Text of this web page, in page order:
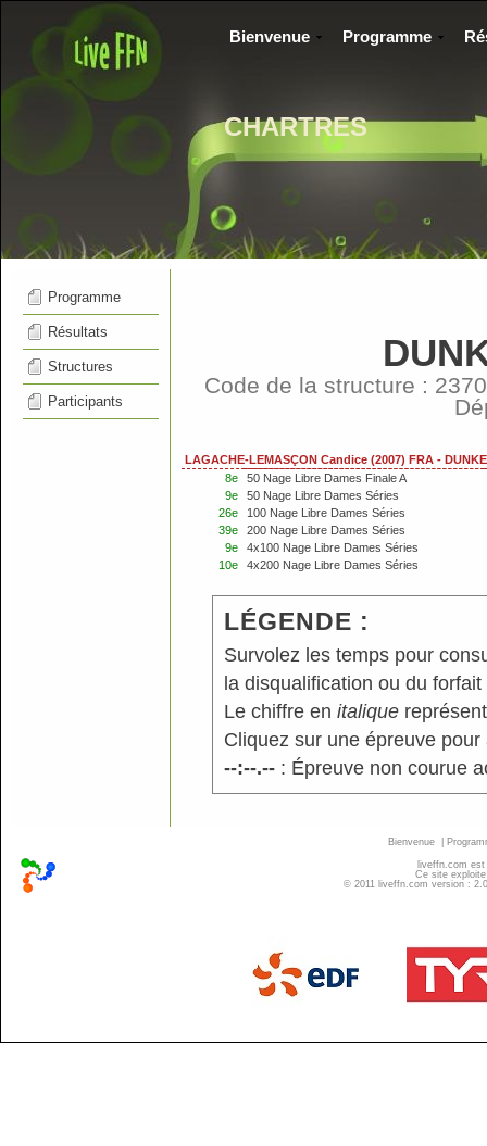
CHARTRES
Bienvenue Programme
Programme
Résultats
Structures
Participants
Code de la structure :
LAGACHE-LEMASÇON Candice (2007) FRA -
8e
50 Nage Libre Dames Finale A
9e
50 Nage Libre Dames Séries
26e
100 Nage Libre Dames Séries
39e
200 Nage Libre Dames Séries
9e
4x100 Nage Libre Dames Séries
10e
4x200 Nage Libre Dames Séries
LÉGENDE :
Survolez les temps pour
la disqualification ou du forfait
Le chiffre en italique
Cliquez sur une épreuve
--:--.--: Épreuve non courue
Bienvenue
liveffn.com
Ce site
© 2011 liveffn.com version :